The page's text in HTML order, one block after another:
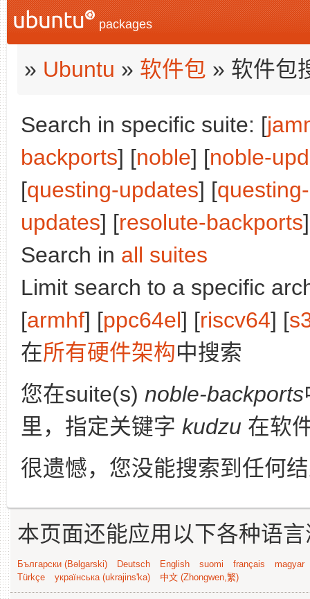
packages
» Ubuntu » 软件包 » 软件包
Search in specific suite: [
backports] [noble] [noble-
[questing-updates] [
updates] [resolute-backports
Search in all suites
Limit search to a specific
[armhf] [ppc64el] [riscv64] [
在所有硬件架构中搜索
您在suite(s) noble-backports
里，指定关键字 kudzu 在软
很遗憾，您没能搜索到任何
本页面还能应用以下各种语
Български (Bəlgarski) Deutsch English suomi français
magyar
Türkçe
українська (ukrajins'ka) 中文 (Zhongwen,繁)